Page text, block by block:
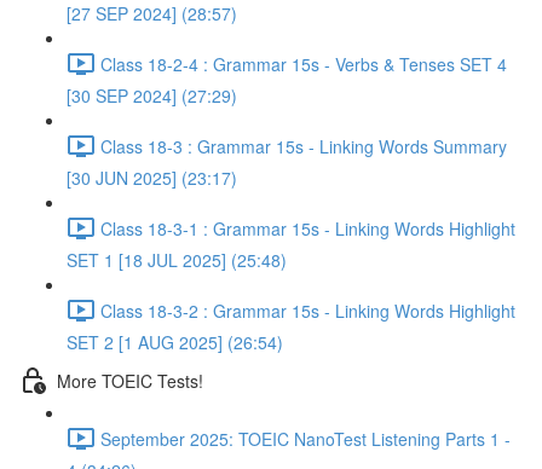
[27 SEP 2024] (28:57)
Class 18-2-4 : Grammar 15s - Verbs & Tenses SET 4
[30 SEP 2024] (27:29)
Class 18-3 : Grammar 15s - Linking Words Summary
[30 JUN 2025] (23:17)
Class 18-3-1 : Grammar 15s - Linking Words Highlight
SET 1 [18 JUL 2025] (25:48)
Class 18-3-2 : Grammar 15s - Linking Words Highlight
SET 2 [1 AUG 2025] (26:54)
More TOEIC Tests!
September 2025: TOEIC NanoTest Listening Parts 1 -